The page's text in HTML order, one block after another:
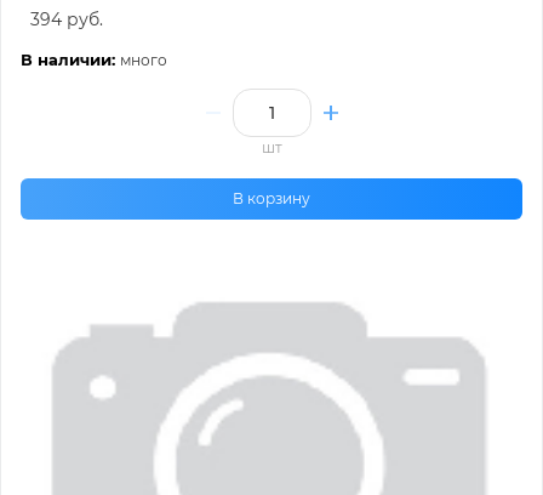
394 руб.
В наличии: много
шт
В корзину